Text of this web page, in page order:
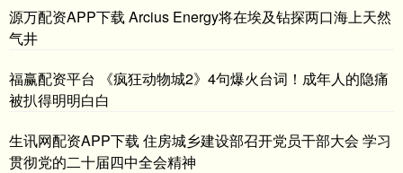
源万配资APP下载 Arcius Energy将在埃及钻探两口海上天然
气井
福赢配资平台 《疯狂动物城2》4句爆火台词！成年人的隐痛
被扒得明明白白
生讯网配资APP下载 住房城乡建设部召开党员干部大会 学习
贯彻党的二十届四中全会精神